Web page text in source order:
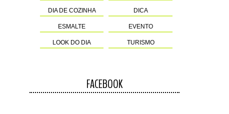
DIA DE COZINHA DICA
ESMALTE EVENTO
LOOK DO DIA TURISMO
FACEBOOK